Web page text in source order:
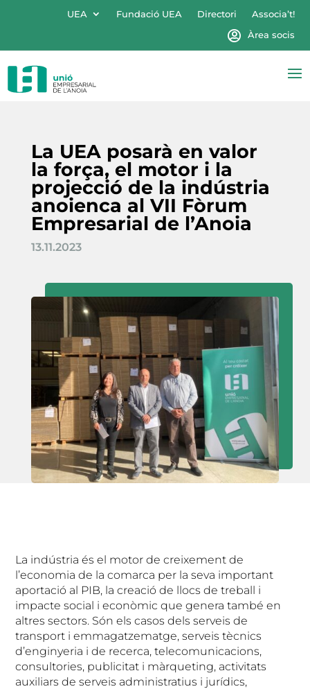
UEA Fundació UEA Directori
Associa’t!
Àrea socis
La UEA posarà en valor
la força, el motor i la
projecció de la indústria
anoienca al VII Fòrum
Empresarial de l’Anoia
13.11.2023
La indústria és el motor de creixement de
l’economia de la comarca per la seva important
aportació al PIB, la creació de llocs de treball i
impacte social i econòmic que genera també en
altres sectors. Són els casos dels serveis de
transport i emmagatzematge, serveis tècnics
d’enginyeria i de recerca, telecomunicacions,
consultories, publicitat i màrqueting, activitats
auxiliars de serveis administratius i jurídics,